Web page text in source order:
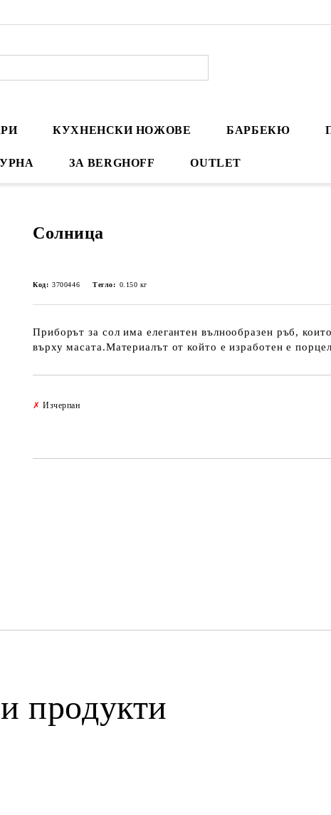
КУХНЕНСКИ НОЖОВЕ БАРБЕКЮ
ЗА BERGHOFF OUTLET
Солница
Код: 3700446 Тегло: 0.150 кг
Приборът за сол има елегантен вълнообразен ръб,
върху масата.Материалът от който е изработен е
✗ Изчерпан
продукти